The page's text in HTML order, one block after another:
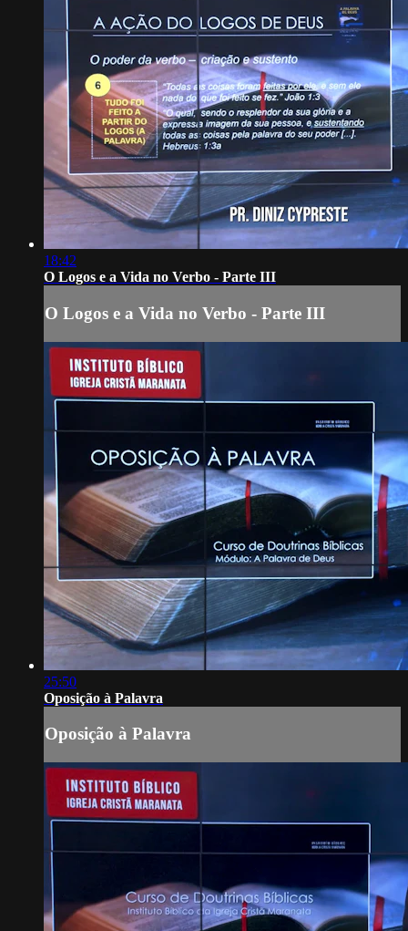
18:42
O Logos e a Vida no Verbo - Parte III
O Logos e a Vida no Verbo - Parte III
25:50
Oposição à Palavra
Oposição à Palavra